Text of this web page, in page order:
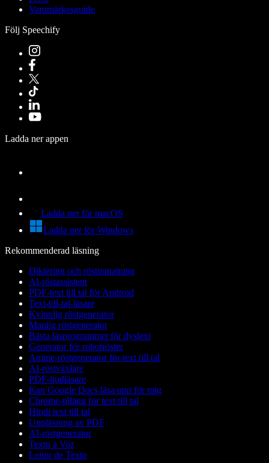
Varumärkesguide
Följ Speechify
Ladda ner appen
Ladda ner för macOS
Ladda ner för Windows
Rekommenderad läsning
Diktering och röstinmatning
AI-röstassistent
PDF-text till tal för Android
Text-till-tal-läsare
Kvinnlig röstgenerator
Manlig röstgenerator
Bästa läsprogrammet för dyslexi
Generator för robotröster
Anime-röstgenerator för text till tal
AI-röstväxlare
PDF-ljudläsare
Kan Google Docs läsa upp för mig
Chrome-tillägg för text till tal
Hindi text till tal
Uppläsning av PDF
AI-röstgenerator
Texto a Voz
Leitor de Texto